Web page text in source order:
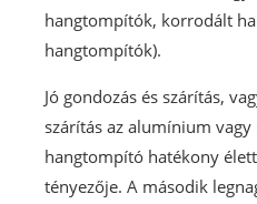
hangtompítók, korrodált
hangtompítók).
Jó gondozás és szárítás,
szárítás az alumínium
hangtompító hatékony
tényezője. A második